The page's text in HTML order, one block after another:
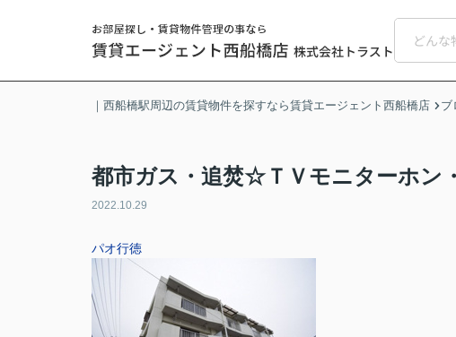
｜西船橋駅周辺の賃貸物件を探すなら賃貸エージェント西船橋店 ブ
都市ガス・追焚☆ＴＶモニターホン
2022.10.29
パオ行徳